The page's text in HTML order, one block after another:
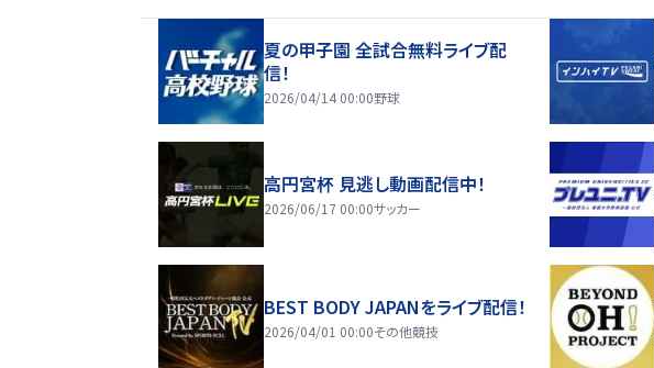
夏の甲子園 全試合無料ライブ配
信！
2026/04/14 00:00野球
高円宮杯 見逃し動画配信中！
2026/06/17 00:00サッカー
BEST BODY JAPANをライブ配信！
2026/04/01 00:00その他競技